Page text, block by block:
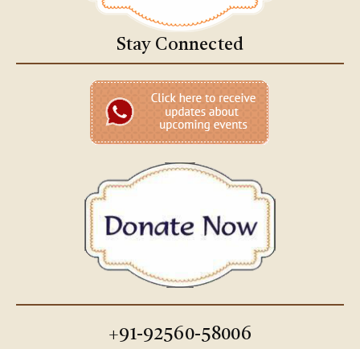
Stay Connected
+91-92560-58006